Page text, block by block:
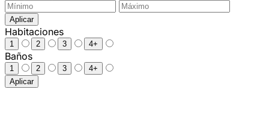
Aplicar
Habitaciones
1 2 3 4+
Baños
1 2 3
4+
Aplicar